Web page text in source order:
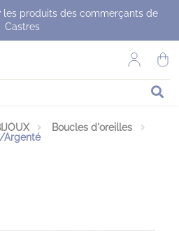
les produits des commerçants de
Castres
Boucles d'oreilles
Argenté